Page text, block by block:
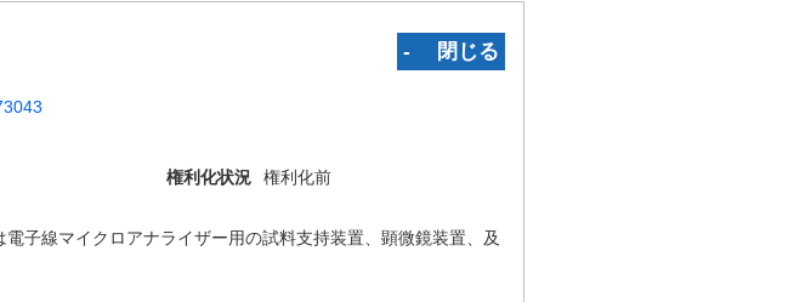
‐ 閉じる
権利化状況 権利化前
子線マイクロアナライザー用の試料支持装置、顕微鏡装置、及